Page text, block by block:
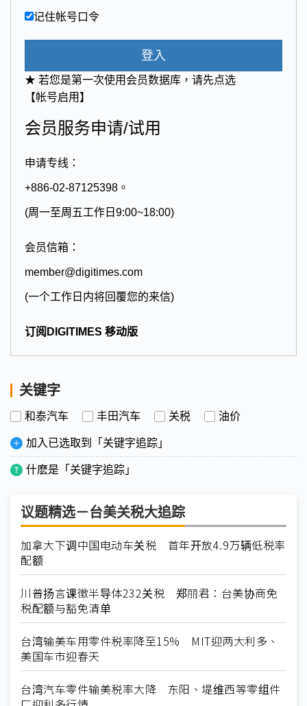
记住帐号口令
登入
★ 若您是第一次使用会员数据库，请先点选
【帐号启用】
会员服务申请/试用
申请专线：
+886-02-87125398。
(周一至周五工作日9:00~18:00)
会员信箱：
member@digitimes.com
(一个工作日内将回覆您的来信)
订阅DIGITIMES 移动版
关键字
和泰汽车 丰田汽车 关税 油价
加入已选取到「关键字追踪」
什麽是「关键字追踪」
议题精选－台美关税大追踪
加拿大下调中国电动车关税 首年开放4.9万辆低税率
配额
川普扬言课徵半导体232关税 郑丽君：台美协商免
税配额与豁免清单
台湾输美车用零件税率降至15% MIT迎两大利多、
美国车市迎春天
台湾汽车零件输美税率大降 东阳、堤维西等零组件